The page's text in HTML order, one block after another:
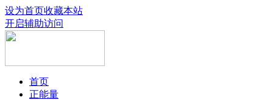
设为首页收藏本站
开启辅助访问
首页
正能量